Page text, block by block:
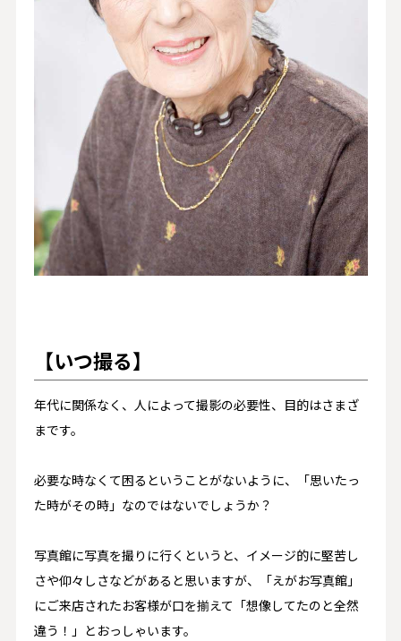
【いつ撮る】
年代に関係なく、人によって撮影の必要性、目的はさまざ
まです。
必要な時なくて困るということがないように、「思いたっ
た時がその時」なのではないでしょうか？
写真館に写真を撮りに行くというと、イメージ的に堅苦し
さや仰々しさなどがあると思いますが、「えがお写真館」
にご来店されたお客様が口を揃えて「想像してたのと全然
違う！」とおっしゃいます。